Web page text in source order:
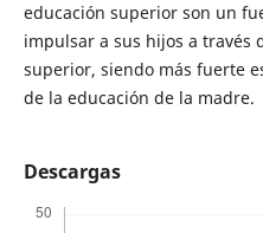
educación superior son un
impulsar a sus hijos a través
superior, siendo más fuerte
de la educación de la madre.
Descargas